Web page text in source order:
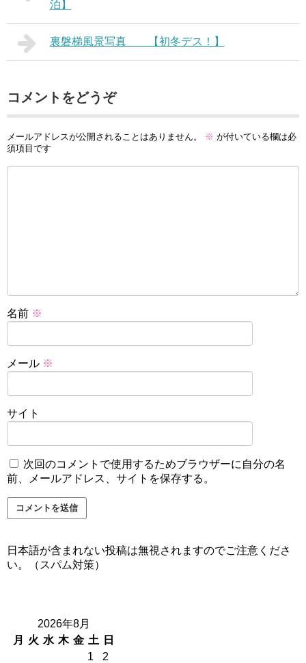
泊】
裏磐梯風景写真 【初冬デス！】
コメントをどうぞ
メールアドレスが公開されることはありません。 ※ が付いている欄は必
須項目です
名前 ※
メール ※
サイト
次回のコメントで使用するためブラウザーに自分の名
前、メールアドレス、サイトを保存する。
日本語が含まれない投稿は無視されますのでご注意くださ
い。（スパム対策）
2026年8月
月
火 水 木 金 土
日
1
2